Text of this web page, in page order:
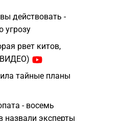
действовать -
угрозу
рвет китов,
тайные планы
- восемь
назвали эксперты